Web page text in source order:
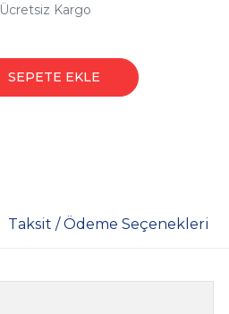
Ücretsiz Kargo
SEPETE EKLE
Taksit / Ödeme Seçenekleri